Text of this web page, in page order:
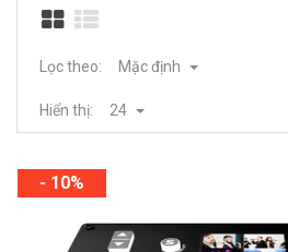
Lọc theo: Mặc định
Hiển thị: 24
- 10%